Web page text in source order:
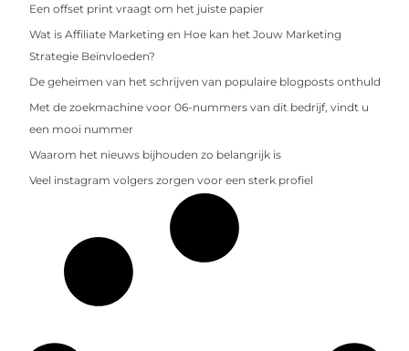
Een offset print vraagt om het juiste papier
Wat is Affiliate Marketing en Hoe kan het Jouw Marketing
Strategie Beïnvloeden?
De geheimen van het schrijven van populaire blogposts onthuld
Met de zoekmachine voor 06-nummers van dit bedrijf, vindt u
een mooi nummer
Waarom het nieuws bijhouden zo belangrijk is
Veel instagram volgers zorgen voor een sterk profiel